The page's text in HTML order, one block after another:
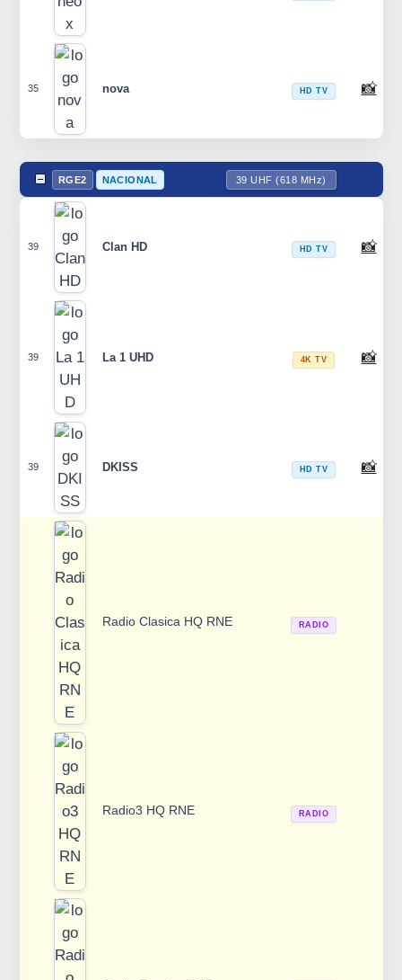
35 nova HD TV 📸
RGE2 NACIONAL 39 UHF (618 MHz)
39 Clan HD HD TV 📸
39 La 1 UHD 4K TV 📸
39 DKISS HD TV 📸
Radio Clasica HQ RNE RADIO
Radio3 HQ RNE RADIO